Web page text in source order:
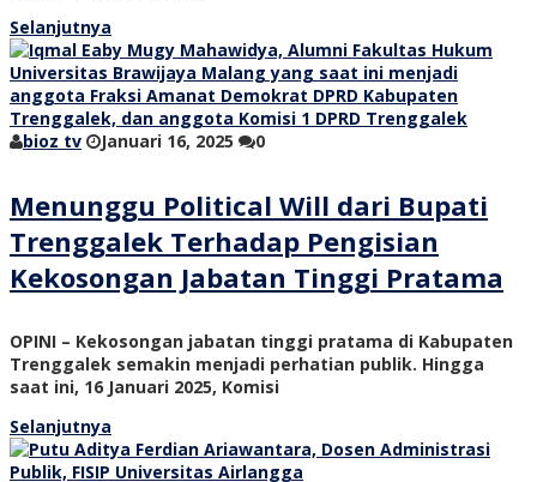
Selanjutnya
bioz tv Januari 16, 2025 0
Menunggu Political Will dari Bupati
Trenggalek Terhadap Pengisian
Kekosongan Jabatan Tinggi Pratama
OPINI – Kekosongan jabatan tinggi pratama di Kabupaten
Trenggalek semakin menjadi perhatian publik. Hingga
saat ini, 16 Januari 2025, Komisi
Selanjutnya